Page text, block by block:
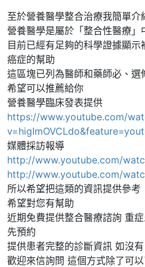
至於營養醫學整合治療我簡單介
營養醫學是屬於「整合性醫療」
目前已經有足夠的科學證據顯
癌症的幫助
這區塊已列為醫師和藥師必、選
希望可以推薦給你
營養醫學臨床發表提供
https://www.youtube.com/
媒體採訪報導
http://www.youtube.com/
http://www.youtube.com/
所以希望把這類的資訊提供參考
希望對您有幫助
近期免費提供整合醫療諮詢 重
先預約
提供患者完整的診斷資訊 如沒
歡迎來信詢問 這個方式除了可